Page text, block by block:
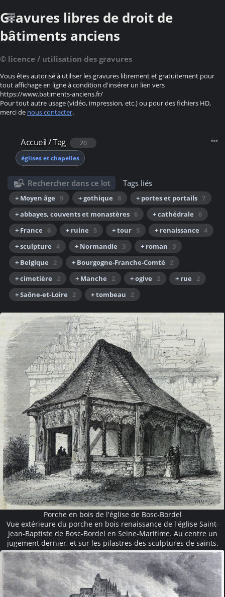
Gravures libres de droit de
bâtiments anciens
© licence / utilisation des gravures
Vous êtes autorisé à utiliser les gravures librement et gratuitement pour
tout affichage en ligne à condition d'insérer un lien vers
https://www.batiments-anciens.fr/
Pour tout autre usage (vidéo, impression, etc.) ou pour des fichiers HD,
merci de nous contacter.
Accueil/Tag
20
églises et chapelles
Rechercher dans ce lot Tags liés
+ Moyen âge 9 + gothique 8 + portes et portails 7
+ abbayes, couvents et monastères 6 + cathédrale
6
+ France
6 + ruine 5 + tour 5 + renaissance 4
+ sculpture 4 + Normandie 3 + roman
3
+ Belgique
2 + Bourgogne-Franche-Comté
2
+ cimetière
2 + Manche 2 + ogive 2 + rue
2
+ Saône-et-Loire
2 + tombeau 2
Porche en bois de l'église de Bosc-Bordel
Vue extérieure du porche en bois renaissance de l'église Saint-
Jean-Baptiste de Bosc-Bordel en Seine-Maritime. Au centre un
jugement dernier, et sur les pilastres des sculptures de saints.